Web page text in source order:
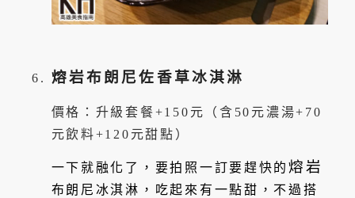
熔岩布朗尼佐香草冰淇淋
價格：升級套餐+150元（含50元濃湯+70
元飲料+120元甜點）
一下就融化了，要拍照一訂要趕快的熔岩
布朗尼冰淇淋，吃起來有一點甜，不過搭